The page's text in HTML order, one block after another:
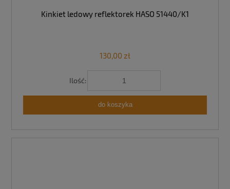
Kinkiet ledowy reflektorek HASO 51440/K1
130,00 zł
Ilość:
do koszyka